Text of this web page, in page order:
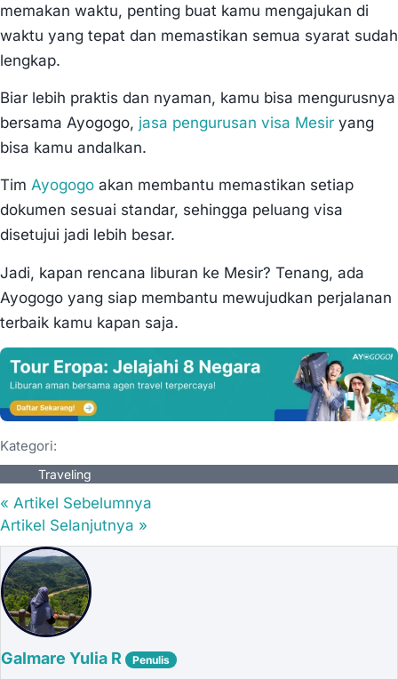
memakan waktu, penting buat kamu mengajukan di
waktu yang tepat dan memastikan semua syarat sudah
lengkap.
Biar lebih praktis dan nyaman, kamu bisa mengurusnya
bersama Ayogogo, jasa pengurusan visa Mesir yang
bisa kamu andalkan.
Tim Ayogogo akan membantu memastikan setiap
dokumen sesuai standar, sehingga peluang visa
disetujui jadi lebih besar.
Jadi, kapan rencana liburan ke Mesir? Tenang, ada
Ayogogo yang siap membantu mewujudkan perjalanan
terbaik kamu kapan saja.
Kategori:
Traveling
« Artikel Sebelumnya
Artikel Selanjutnya »
Galmare Yulia R Penulis